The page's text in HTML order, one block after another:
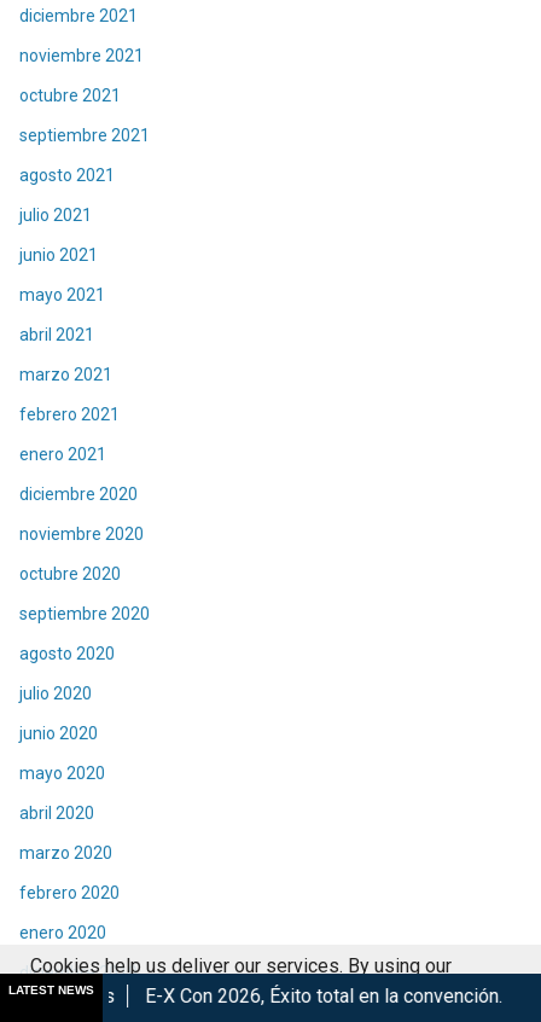
diciembre 2021
noviembre 2021
octubre 2021
septiembre 2021
agosto 2021
julio 2021
junio 2021
mayo 2021
abril 2021
marzo 2021
febrero 2021
enero 2021
diciembre 2020
noviembre 2020
octubre 2020
septiembre 2020
agosto 2020
julio 2020
junio 2020
mayo 2020
abril 2020
marzo 2020
febrero 2020
enero 2020
diciembre 2019
noviembre 2019
LATEST NEWS
E-X Con 2026, Éxito total en la convención. Los Mejores
Cookies help us deliver our services. By using our
services, you agree to our use of cookies.
Got it